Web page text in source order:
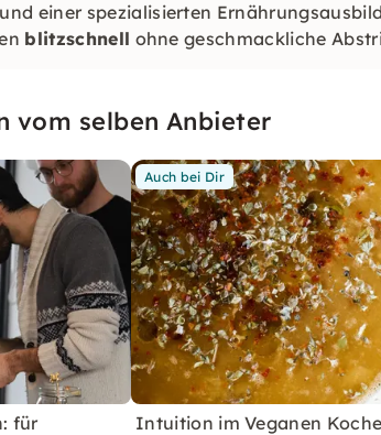
und einer spezialisierten
blitzschnell ohne geschmackliche
vom selben Anbieter
für
Auch bei Dir
Intuition im Veganen